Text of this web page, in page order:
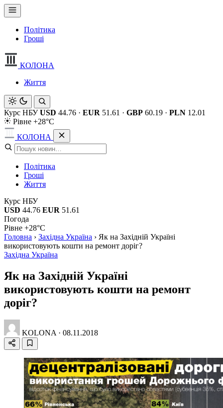
Політика
Гроші
КОЛОНА
Життя
Курс НБУ USD 44.76 · EUR 51.61 · GBP 60.19 · PLN 12.01
Рівне +28°C
КОЛОНА
Політика
Гроші
Життя
Курс НБУ
USD 44.76 EUR 51.61
Погода
Рівне +28°C
Головна › Західна Україна › Як на Західній Україні
використовують кошти на ремонт доріг?
Західна Україна
Як на Західній Україні
використовують кошти на ремонт
доріг?
KOLONA · 08.11.2018